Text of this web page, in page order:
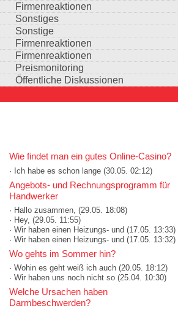
Firmenreaktionen
Sonstiges
Sonstige
Firmenreaktionen
Firmenreaktionen
Preismonitoring
Öffentliche Diskussionen
Wie findet man ein gutes Online-Casino?
· Ich habe es schon lange (30.05. 02:12)
Angebots- und Rechnungsprogramm für
Handwerker
· Hallo zusammen, (29.05. 18:08)
· Hey, (29.05. 11:55)
· Wir haben einen Heizungs- und (17.05. 13:33)
· Wir haben einen Heizungs- und (17.05. 13:32)
Wo gehts im Sommer hin?
· Wohin es geht weiß ich auch (20.05. 18:12)
· Wir haben uns noch nicht so (25.04. 10:30)
Welche Ursachen haben
Darmbeschwerden?
Auswahlmöglichkeiten